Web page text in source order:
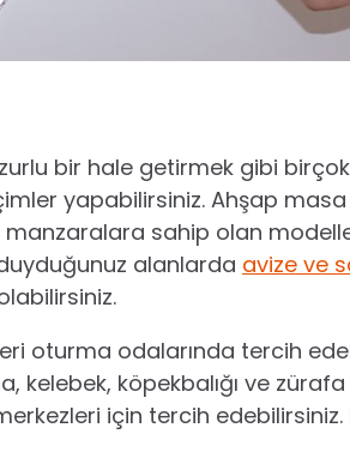
bir hale getirmek gibi birçok
yapabilirsiniz. Ahşap
manzaralara sahip olan
alanlarda avize ve
oturma odalarında tercih
kelebek, köpekbalığı ve
için tercih edebilirsiniz.